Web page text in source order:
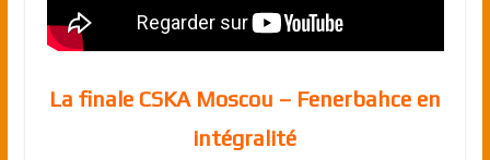
La finale CSKA Moscou – Fenerbahce en
intégralité